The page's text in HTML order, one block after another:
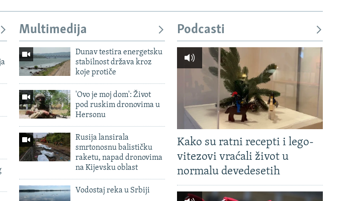
Multimedija
Dunav testira energetsku
stabilnost država kroz
koje protiče
'Ovo je moj dom': Život
pod ruskim dronovima u
Hersonu
Rusija lansirala
smrtonosnu balističku
raketu, napad dronovima
na Kijevsku oblast
Vodostaj reka u Srbiji
Podcasti
Kako su ratni recepti i lego-
vitezovi vraćali život u
normalu devedesetih